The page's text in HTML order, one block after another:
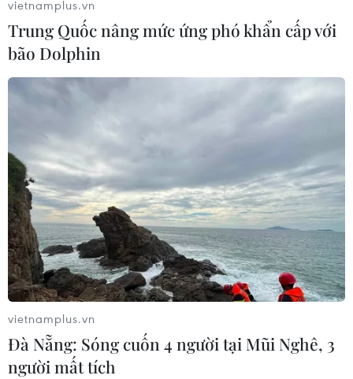
cho sông Tô Lịch./.
Phương án bổ cập nước
sông Hồng cho sông Tô
Lịch: Cấp bách nhưng
không làm ẩu
Nguồn nước lấy trực tiếp từ sông Hồng, dẫn qua
tuyến đường ống chạy ngầm dọc đường Võ Chí
Công đến điểm đầu sông Tô Lịch tại đường
Hoàng Quốc Việt, có chiều dài khoảng 5,3 km.
(TTXVN/Vietnam+)
vietnamplus.vn
Trung Quốc nâng mức ứng phó khẩn cấp với
bão Dolphin
vietnamplus.vn
Đà Nẵng: Sóng cuốn 4 người tại Mũi Nghê, 3
người mất tích